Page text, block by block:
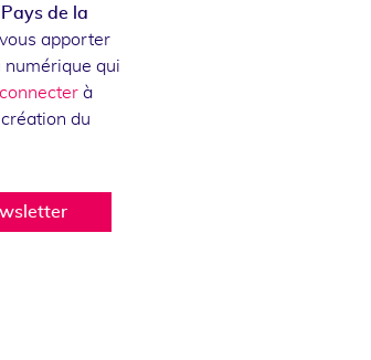
de la
apporter
numérique qui
à
du